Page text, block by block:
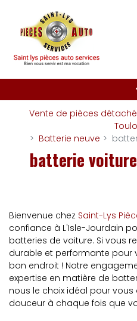
Vente de pièces
Batterie neuve
batterie
Bienvenue chez Saint-Lys
confiance à L'Isle-Jourdain
batteries de voiture. Si vous
durable et performante pour
bon endroit ! Notre
expertise en matière de
nous le choix idéal pour
douceur à chaque fois que